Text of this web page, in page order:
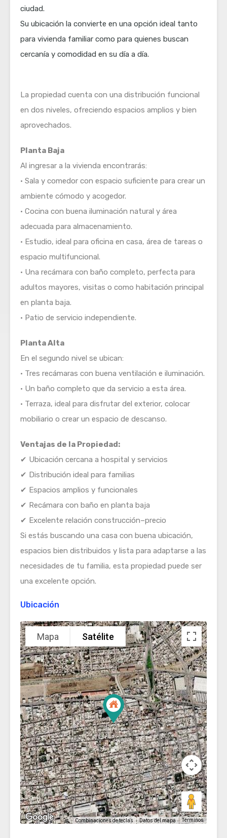
ciudad.
Su ubicación la convierte en una opción ideal tanto
para vivienda familiar como para quienes buscan
cercanía y comodidad en su día a día.
La propiedad cuenta con una distribución funcional
en dos niveles, ofreciendo espacios amplios y bien
aprovechados.
Planta Baja
Al ingresar a la vivienda encontrarás:
• Sala y comedor con espacio suficiente para crear un
ambiente cómodo y acogedor.
• Cocina con buena iluminación natural y área
adecuada para almacenamiento.
• Estudio, ideal para oficina en casa, área de tareas o
espacio multifuncional.
• Una recámara con baño completo, perfecta para
adultos mayores, visitas o como habitación principal
en planta baja.
• Patio de servicio independiente.
Planta Alta
En el segundo nivel se ubican:
• Tres recámaras con buena ventilación e iluminación.
• Un baño completo que da servicio a esta área.
• Terraza, ideal para disfrutar del exterior, colocar
mobiliario o crear un espacio de descanso.
Ventajas de la Propiedad:
✔ Ubicación cercana a hospital y servicios
✔ Distribución ideal para familias
✔ Espacios amplios y funcionales
✔ Recámara con baño en planta baja
✔ Excelente relación construcción–precio
Si estás buscando una casa con buena ubicación,
espacios bien distribuidos y lista para adaptarse a las
necesidades de tu familia, esta propiedad puede ser
una excelente opción.
Ubicación
Mapa Satélite
Combinaciones de teclas Datos del mapa Términos